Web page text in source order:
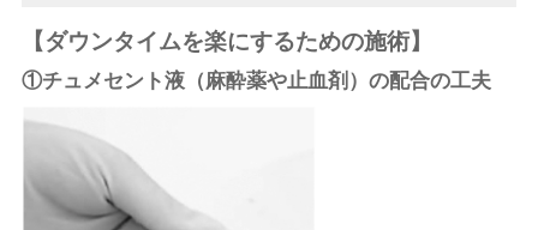
【ダウンタイムを楽にするための施術】
①チュメセント液（麻酔薬や止血剤）の配合の工夫